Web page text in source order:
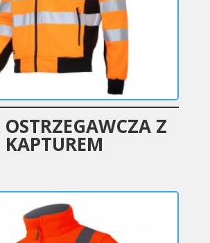
Z
KAPTUREM